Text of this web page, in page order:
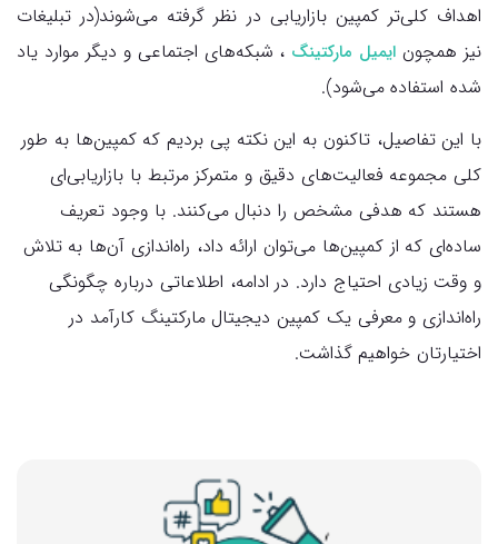
اهداف کلی‌تر کمپین بازاریابی در نظر گرفته می‌شوند(در تبلیغات
نیز همچون ایمیل مارکتینگ ، شبکه‌های اجتماعی و دیگر موارد یاد
شده استفاده می‌شود).
با این تفاصیل، تاکنون به این نکته پی بردیم که کمپین‌ها به طور
کلی مجموعه فعالیت‌های دقیق و متمرکز مرتبط با بازاریابی‌ای
هستند که هدفی مشخص را دنبال می‌کنند. با وجود تعریف
ساده‌ای که از کمپین‌ها می‌توان ارائه داد، راه‌اندازی آن‌ها به تلاش
و وقت زیادی احتیاج دارد. در ادامه، اطلاعاتی درباره چگونگی
راه‌اندازی و معرفی یک کمپین‌ دیجیتال مارکتینگ کارآمد در
اختیارتان خواهیم گذاشت.